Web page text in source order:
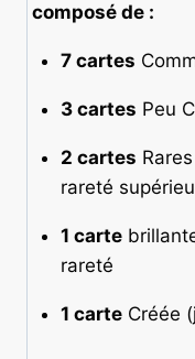
composé de :
7 cartes
3 cartes Peu
2 cartes
rareté
1 carte
rareté
1 carteCréée